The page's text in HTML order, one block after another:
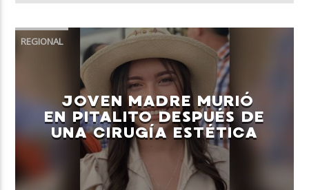
REGIONAL
JOVEN MADRE MURIÓ
EN PITALITO DESPUÉS DE
UNA CIRUGÍA ESTÉTICA